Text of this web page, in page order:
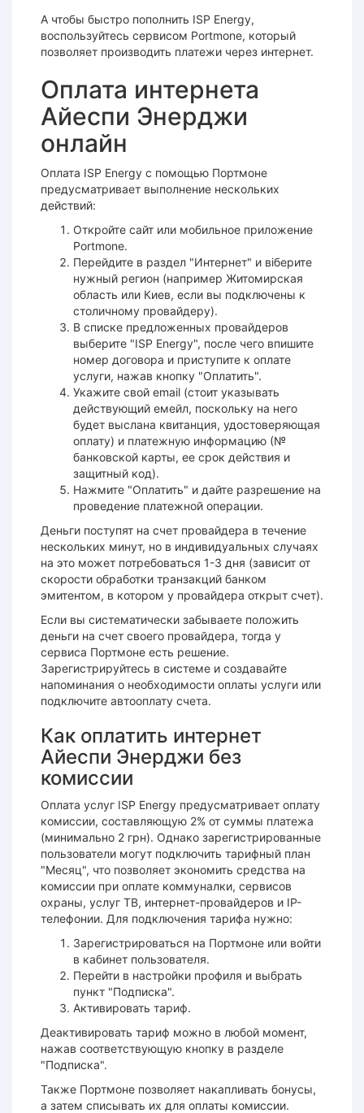
А чтобы быстро пополнить ISP Energy,
воспользуйтесь сервисом Portmone, который
позволяет производить платежи через интернет.
Оплата интернета
Айеспи Энерджи
онлайн
Оплата ISP Energy с помощью Портмоне
предусматривает выполнение нескольких
действий:
Откройте сайт или мобильное приложение
Portmone.
Перейдите в раздел "Интернет" и віберите
нужный регион (например Житомирская
область или Киев, если вы подключены к
столичному провайдеру).
В списке предложенных провайдеров
выберите "ISP Energy", после чего впишите
номер договора и приступите к оплате
услуги, нажав кнопку "Оплатить".
Укажите свой email (стоит указывать
действующий емейл, поскольку на него
будет выслана квитанция, удостоверяющая
оплату) и платежную информацию (№
банковской карты, ее срок действия и
защитный код).
Нажмите "Оплатить" и дайте разрешение на
проведение платежной операции.
Деньги поступят на счет провайдера в течение
нескольких минут, но в индивидуальных случаях
на это может потребоваться 1-3 дня (зависит от
скорости обработки транзакций банком
эмитентом, в котором у провайдера открыт счет).
Если вы систематически забываете положить
деньги на счет своего провайдера, тогда у
сервиса Портмоне есть решение.
Зарегистрируйтесь в системе и создавайте
напоминания о необходимости оплаты услуги или
подключите автооплату счета.
Как оплатить интернет
Айеспи Энерджи без
комиссии
Оплата услуг ISP Energy предусматривает оплату
комиссии, составляющую 2% от суммы платежа
(минимально 2 грн). Однако зарегистрированные
пользователи могут подключить тарифный план
"Месяц", что позволяет экономить средства на
комиссии при оплате коммуналки, сервисов
охраны, услуг ТВ, интернет-провайдеров и IP-
телефонии. Для подключения тарифа нужно:
Зарегистрироваться на Портмоне или войти
в кабинет пользователя.
Перейти в настройки профиля и выбрать
пункт "Подписка".
Активировать тариф.
Деактивировать тариф можно в любой момент,
нажав соответствующую кнопку в разделе
"Подписка".
Также Портмоне позволяет накапливать бонусы,
а затем списывать их для оплаты комиссии.